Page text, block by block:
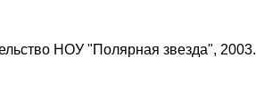
НОУ "Полярная звезда", 2003.